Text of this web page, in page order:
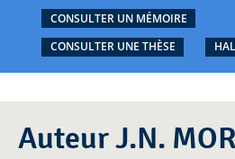
CONSULTER UN MÉMOIRE
CONSULTER UNE THÈSE
HAL
Auteur J.N.